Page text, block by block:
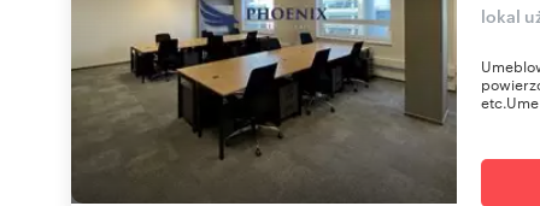
lokal